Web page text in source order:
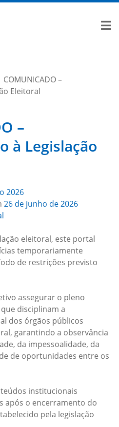
COMUNICADO –
Eleitoral
–
à Legislação
2026
26 de junho de 2026
eleitoral, este portal
temporariamente
de restrições previsto
assegurar o pleno
disciplinam a
dos órgãos públicos
garantindo a observância
da impessoalidade, da
de oportunidades entre os
institucionais
após o encerramento do
pela legislação